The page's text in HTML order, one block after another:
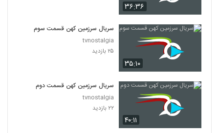
۳۶:۳۶
۳۵:۱۰
سریال سرزمین کهن قسمت سوم
tvnostalgia
۲۵ بازدید
۴۰:۱۱
سریال سرزمین کهن قسمت دوم
tvnostalgia
۲۲ بازدید